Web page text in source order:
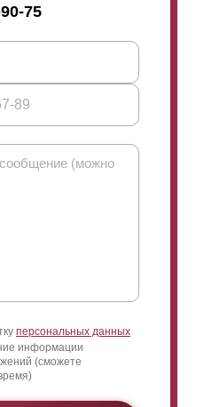
75
персональных данных
информации
(сможете